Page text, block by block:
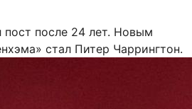
пост после 24 лет. Новым
стал Питер Чаррингтон.